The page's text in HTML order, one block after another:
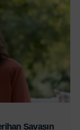
Savaşın